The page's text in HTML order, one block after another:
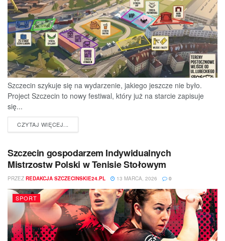
Szczecin szykuje się na wydarzenie, jakiego jeszcze nie było.
Project Szczecin to nowy festiwal, który już na starcie zapisuje
się...
CZYTAJ WIĘCEJ...
Szczecin gospodarzem Indywidualnych
Mistrzostw Polski w Tenisie Stołowym
PRZEZ REDAKCJA SZCZECINSKIE24.PL 13 MARCA, 2026 0
SPORT